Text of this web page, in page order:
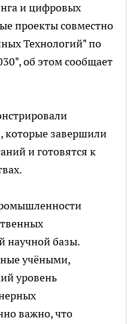
и цифровых
проекты совместно
Технологий" по
об этом сообщает
которые завершили
и готовятся к
научной базы.
учёными,
уровень
важно, что